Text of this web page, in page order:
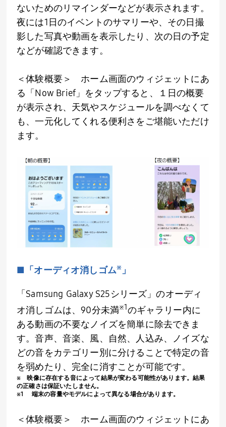
ないためのリマインダーなどが表示されます。
夜には1 日のイベントのサマリーや、その日撮
影した写真や動画を表示したり、次の日の予定
などが確認できます。
＜体験概要＞ ホーム画面のウィジェットにあ
る「 Now Brief 」をタップすると、１日の概要
が表示され、天気やスケジュールを調べなくて
も、一元化してくれる便利さをご堪能いただけ
ます。
■「オーディオ消しゴム※ 」
「Samsung Galaxy S25シリーズ」のオーディ
オ消しゴムは、90分未満※1のギャラリー内に
ある動画の不要なノイズを簡単に除去できま
す。音声、音楽、風、自然、人込み、ノイズな
どの音をカテゴリー別に分けることで特定の音
を弱めたり、完全に消すことが可能です。
※ 映像に存在する音によって結果が変わる可能性があります。結果
の正確さは保証いたしません。
※1 端末の容量やモデルによって異なる場合があります。
＜体験概要＞ ホーム画面のウィジェットにあ